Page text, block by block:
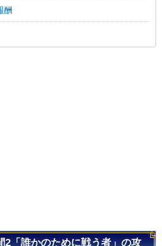
酬
2「誰かのために戦う者」の攻